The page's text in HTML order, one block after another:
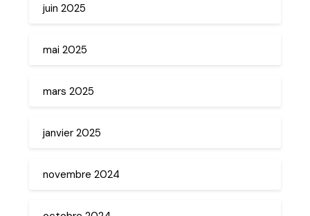
juin 2025
mai 2025
mars 2025
janvier 2025
novembre 2024